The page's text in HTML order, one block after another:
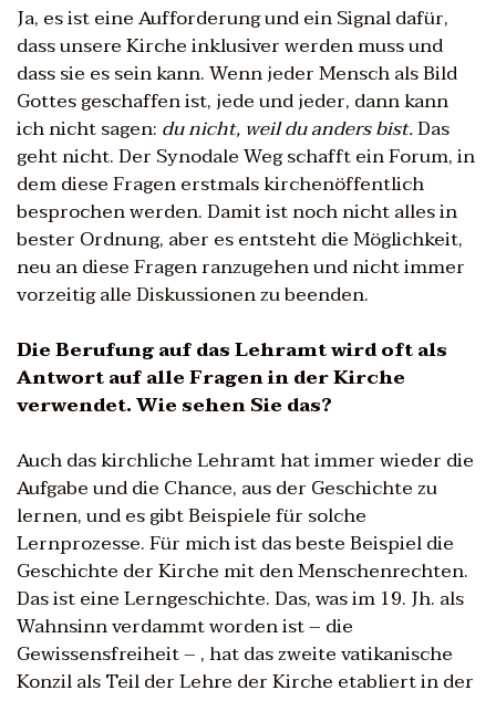
Ja, es ist eine Aufforderung und ein Signal dafür,
dass unsere Kirche inklusiver werden muss und
dass sie es sein kann. Wenn jeder Mensch als Bild
Gottes geschaffen ist, jede und jeder, dann kann
ich nicht sagen: du nicht, weil du anders bist.Das
geht nicht. Der Synodale Weg schafft ein Forum, in
dem diese Fragen erstmals kirchenöffentlich
besprochen werden. Damit ist noch nicht alles in
bester Ordnung, aber es entsteht die Möglichkeit,
neu an diese Fragen ranzugehen und nicht immer
vorzeitig alle Diskussionen zu beenden.
Die Berufung auf das Lehramt wird oft als
Antwort auf alle Fragen in der Kirche
verwendet. Wie sehen Sie das?
Auch das kirchliche Lehramt hat immer wieder die
Aufgabe und die Chance, aus der Geschichte zu
lernen, und es gibt Beispiele für solche
Lernprozesse. Für mich ist das beste Beispiel die
Geschichte der Kirche mit den Menschenrechten.
Das ist eine Lerngeschichte. Das, was im 19. Jh. als
Wahnsinn verdammt worden ist – die
Gewissensfreiheit – , hat das zweite vatikanische
Konzil als Teil der Lehre der Kirche etabliert in der